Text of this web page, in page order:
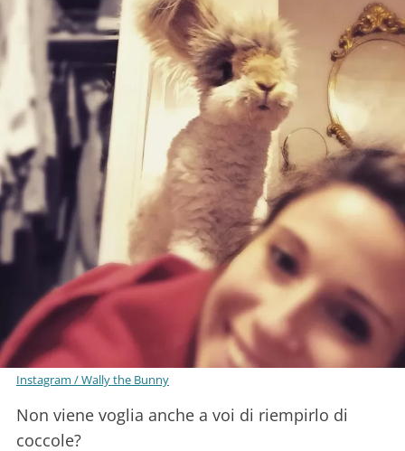
Instagram / Wally the Bunny
Non viene voglia anche a voi di riempirlo di
coccole?